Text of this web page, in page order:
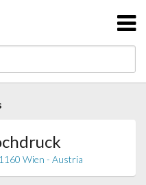
Wien - Austria